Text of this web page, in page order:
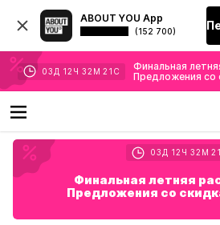
ABOUT YOU App
(152 700)
03 Д 12 Ч 32 М 19 С
Финальная
Предложения со
03 Д 12 Ч 32 М 19
Финальная летняя
Предложения со